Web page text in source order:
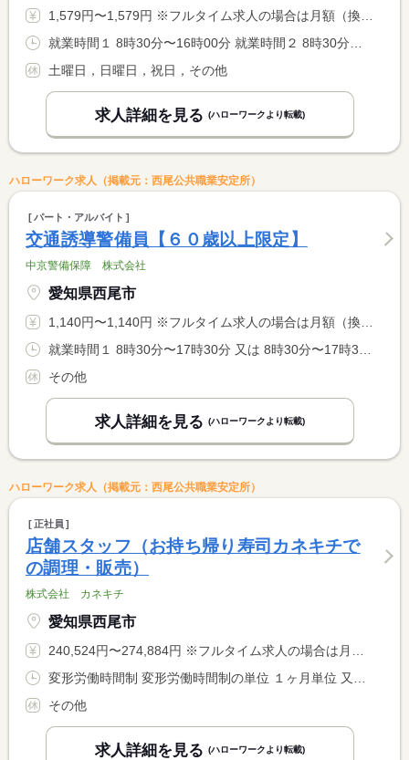
1,579円〜1,579円 ※フルタイム求人の場合は月額（換算額）、パート求人の場合は時間額を表示しています。
土曜日，日曜日，祝日，その他
求人詳細を見る (ハローワークより転載)
ハローワーク求人（掲載元：西尾公共職業安定所）
パート・アルバイト
交通誘導警備員【６０歳以上限定】
中京警備保障 株式会社
愛知県西尾市
1,140円〜1,140円 ※フルタイム求人の場合は月額（換算額）、パート求人の場合は時間額を表示しています。
その他
求人詳細を見る (ハローワークより転載)
ハローワーク求人（掲載元：西尾公共職業安定所）
正社員
店舗スタッフ（お持ち帰り寿司カネキチで
の調理・販売）
株式会社 カネキチ
愛知県西尾市
240,524円〜274,884円 ※フルタイム求人の場合は月額（換算額）、パート求人の場合は時間額を表示しています。
その他
求人詳細を見る (ハローワークより転載)